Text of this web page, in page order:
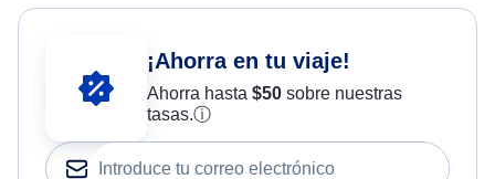
¡Ahorra en tu viaje!
Ahorra hasta $50sobre nuestras
tasas.ⓘ